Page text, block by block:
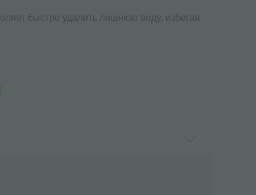
быстро удалить лишнюю воду, избегая